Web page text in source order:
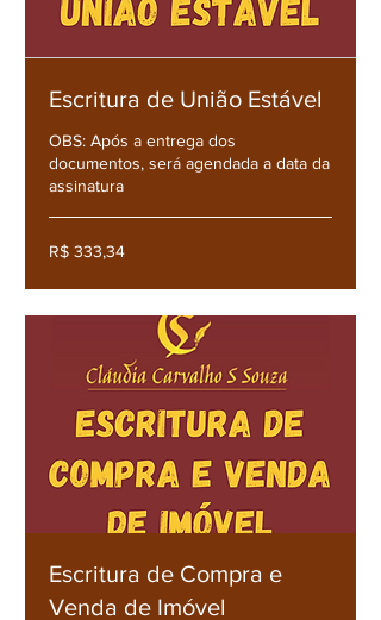
Escritura de União Estável
OBS: Após a entrega dos
documentos, será agendada a data da
assinatura
R$
333,34
R$ 333,34
Escritura de Compra e
Venda de Imóvel